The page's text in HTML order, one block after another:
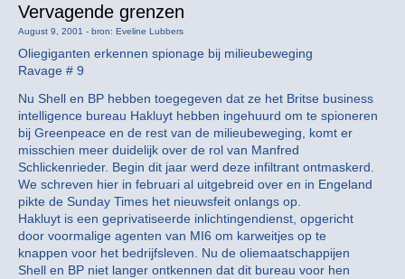
Vervagende grenzen
August 9, 2001 - bron: Eveline Lubbers
Oliegiganten erkennen spionage bij milieubeweging
Ravage # 9
Nu Shell en BP hebben toegegeven dat ze het Britse business
intelligence bureau Hakluyt hebben ingehuurd om te spioneren
bij Greenpeace en de rest van de milieubeweging, komt er
misschien meer duidelijk over de rol van Manfred
Schlickenrieder. Begin dit jaar werd deze infiltrant ontmaskerd.
We schreven hier in februari al uitgebreid over en in Engeland
pikte de Sunday Times het nieuwsfeit onlangs op.
Hakluyt is een geprivatiseerde inlichtingendienst, opgericht
door voormalige agenten van MI6 om karweitjes op te
knappen voor het bedrijfsleven. Nu de oliemaatschappijen
Shell en BP niet langer ontkennen dat dit bureau voor hen